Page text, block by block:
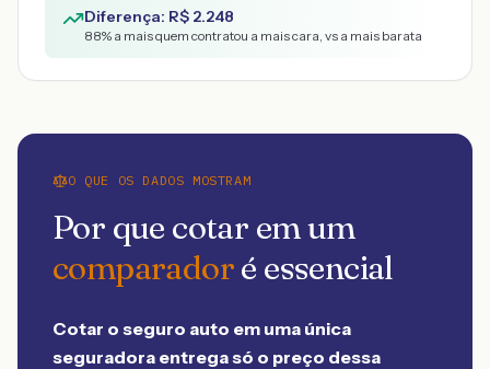
Diferença: R$ 2.248
88% a mais quem contratou a mais cara, vs a mais barata
O QUE OS DADOS MOSTRAM
Por que cotar em um
comparadoré essencial
Cotar o seguro auto em uma única
seguradora entrega só o preço dessa